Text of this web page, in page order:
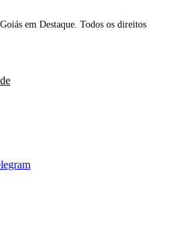
em Destaque. Todos os direitos